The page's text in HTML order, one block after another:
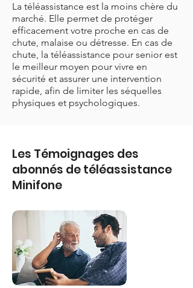
La téléassistance est la moins chère du
marché. Elle permet de protéger
efficacement votre proche en cas de
chute, malaise ou détresse. En cas de
chute, la téléassistance pour senior est
le meilleur moyen pour vivre en
sécurité et assurer une intervention
rapide, afin de limiter les séquelles
physiques et psychologiques.
Les Témoignages des
abonnés de téléassistance
Minifone